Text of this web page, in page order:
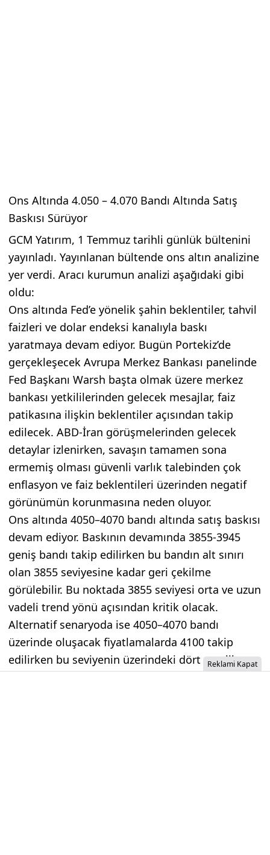
Ons Altında 4.050 – 4.070 Bandı Altında Satış
Baskısı Sürüyor
GCM Yatırım, 1 Temmuz tarihli günlük bültenini
yayınladı. Yayınlanan bültende ons altın analizine
yer verdi. Aracı kurumun analizi aşağıdaki gibi
oldu:
Ons altında Fed’e yönelik şahin beklentiler, tahvil
faizleri ve dolar endeksi kanalıyla baskı
yaratmaya devam ediyor. Bugün Portekiz’de
gerçekleşecek Avrupa Merkez Bankası panelinde
Fed Başkanı Warsh başta olmak üzere merkez
bankası yetkililerinden gelecek mesajlar, faiz
patikasına ilişkin beklentiler açısından takip
edilecek. ABD-İran görüşmelerinden gelecek
detaylar izlenirken, savaşın tamamen sona
ermemiş olması güvenli varlık talebinden çok
enflasyon ve faiz beklentileri üzerinden negatif
görünümün korunmasına neden oluyor.
Ons altında 4050–4070 bandı altında satış baskısı
devam ediyor. Baskının devamında 3855-3945
geniş bandı takip edilirken bu bandın alt sınırı
olan 3855 seviyesine kadar geri çekilme
görülebilir. Bu noktada 3855 seviyesi orta ve uzun
vadeli trend yönü açısından kritik olacak.
Alternatif senaryoda ise 4050–4070 bandı
üzerinde oluşacak fiyatlamalarda 4100 takip
edilirken bu seviyenin üzerindeki dört saatlik
Reklami Kapat